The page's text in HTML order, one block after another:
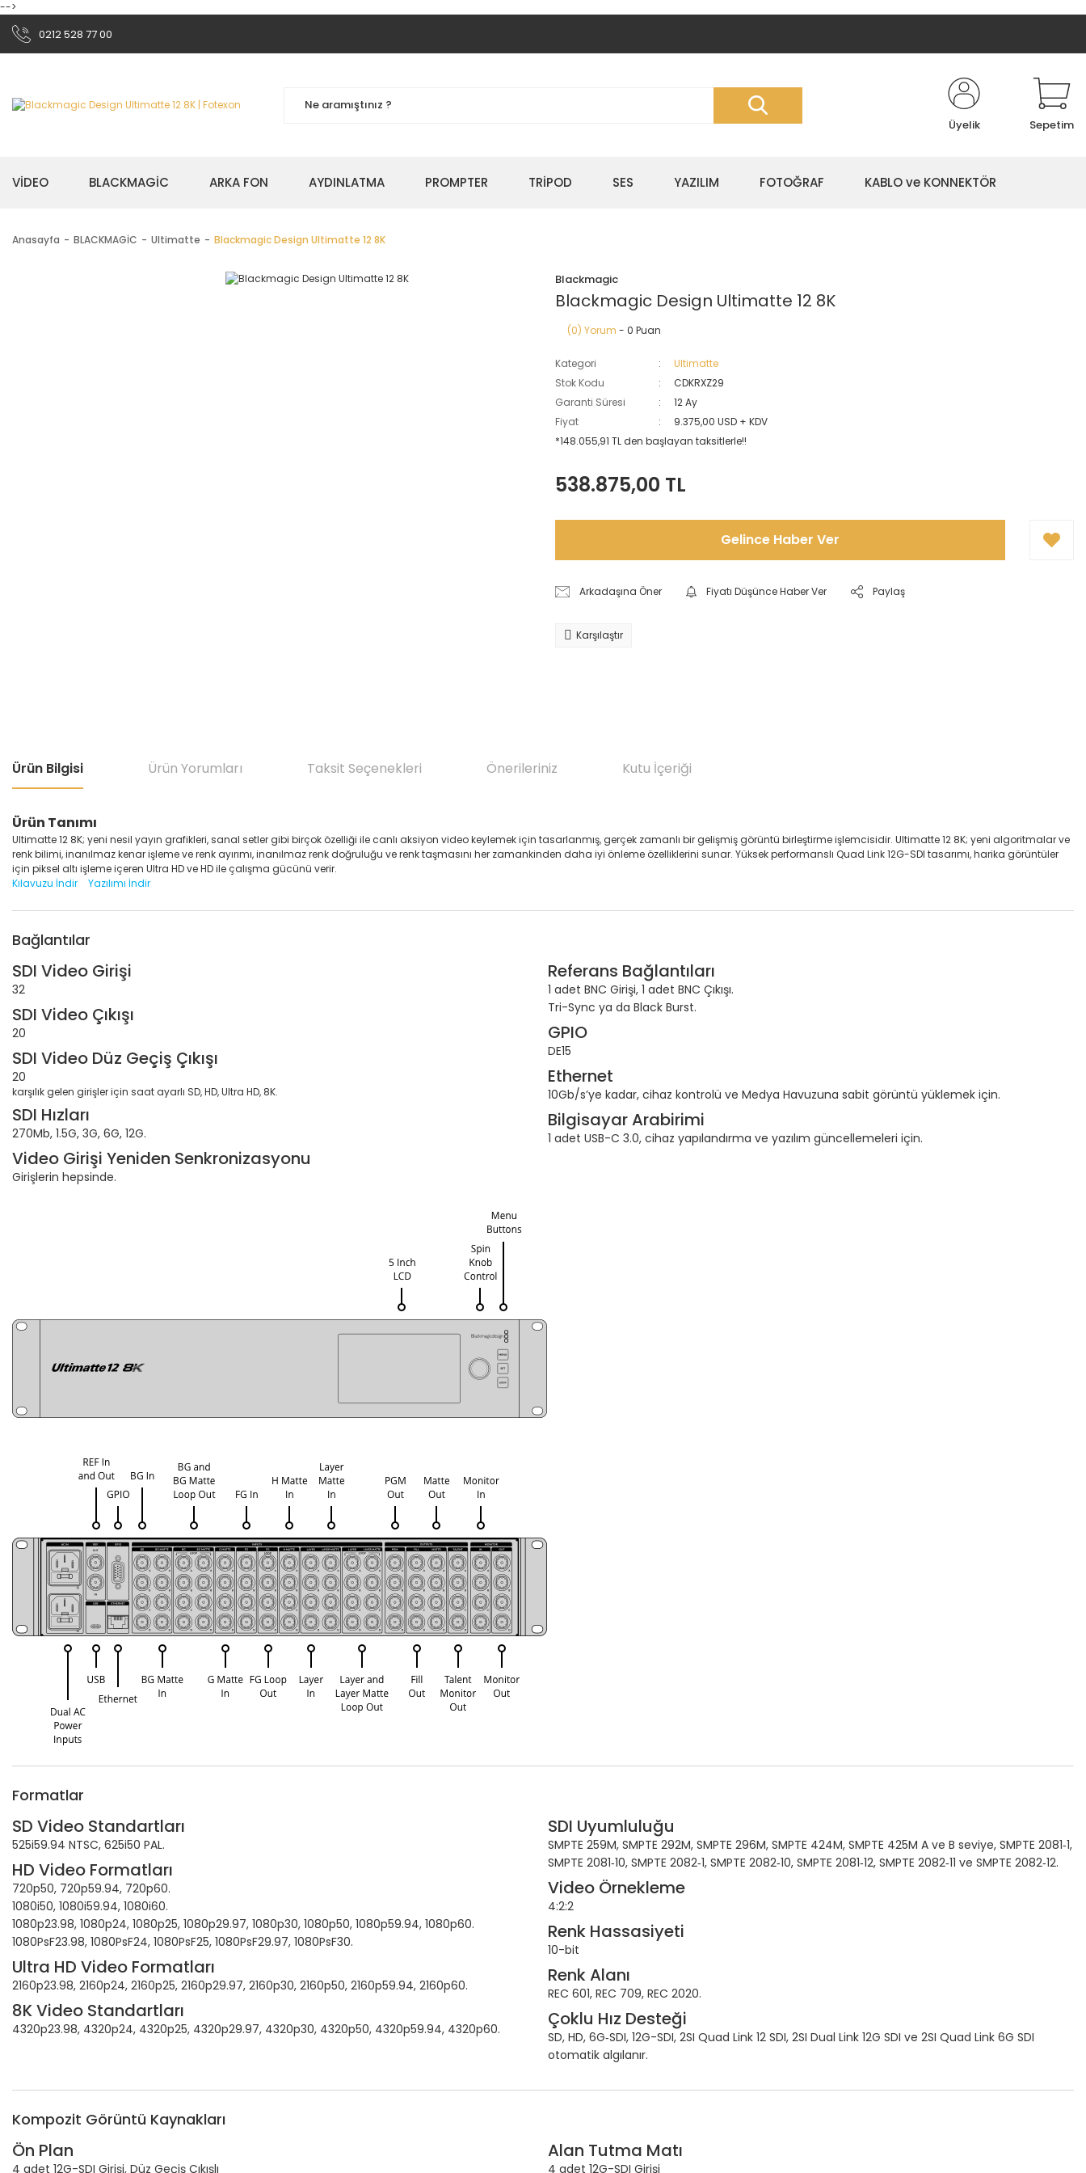
-->
0212 528 77 00
Üyelik Sepetim
VİDEO BLACKMAGİC ARKA FON AYDINLATMA PROMPTER TRİPOD SES YAZILIM FOTOĞRAF KABLO ve KONNEKTÖR
Anasayfa BLACKMAGİC Ultimatte Blackmagic Design Ultimatte 12 8K
Blackmagic
Blackmagic Design Ultimatte 12 8K
(0) Yorum - 0 Puan
Kategori
Ultimatte
Stok Kodu
CDKRXZ29
Garanti Süresi
12 Ay
Fiyat
9.375,00 USD + KDV
*148.055,91 TL den başlayan taksitlerle!!
538.875,00 TL
Gelince Haber Ver
Arkadaşına Öner Fiyatı Düşünce Haber Ver Paylaş
Karşılaştır
Ürün Bilgisi Ürün Yorumları Taksit Seçenekleri Önerileriniz Kutu İçeriği
Ürün Tanımı
Ultimatte 12 8K; yeni nesil yayın grafikleri, sanal setler gibi birçok özelliği ile canlı aksiyon video keylemek için tasarlanmış, gerçek zamanlı bir gelişmiş görüntü birleştirme işlemcisidir. Ultimatte 12 8K; yeni algoritmalar ve
renk bilimi, inanılmaz kenar işleme ve renk ayırımı, inanılmaz renk doğruluğu ve renk taşmasını her zamankinden daha iyi önleme özelliklerini sunar. Yüksek performanslı Quad Link 12G-SDI tasarımı, harika görüntüler
için piksel altı işleme içeren Ultra HD ve HD ile çalışma gücünü verir.
Kılavuzu İndir
Yazılımı İndir
Bağlantılar
SDI Video Girişi
32
SDI Video Çıkışı
20
SDI Video Düz Geçiş Çıkışı
20
karşılık gelen girişler için saat ayarlı SD, HD, Ultra HD, 8K.
SDI Hızları
270Mb, 1.5G, 3G, 6G, 12G.
Video Girişi Yeniden Senkronizasyonu
Girişlerin hepsinde.
Referans Bağlantıları
1 adet BNC Girişi, 1 adet BNC Çıkışı.
Tri-Sync ya da Black Burst.
GPIO
DE15
Ethernet
10Gb/s’ye kadar, cihaz kontrolü ve Medya Havuzuna sabit görüntü yüklemek için.
Bilgisayar Arabirimi
1 adet USB-C 3.0, cihaz yapılandırma ve yazılım güncellemeleri için.
Formatlar
SD Video Standartları
525i59.94 NTSC, 625i50 PAL.
HD Video Formatları
720p50, 720p59.94, 720p60.
1080i50, 1080i59.94, 1080i60.
1080p23.98, 1080p24, 1080p25, 1080p29.97, 1080p30, 1080p50, 1080p59.94, 1080p60.
1080PsF23.98, 1080PsF24, 1080PsF25, 1080PsF29.97, 1080PsF30.
Ultra HD Video Formatları
2160p23.98, 2160p24, 2160p25, 2160p29.97, 2160p30, 2160p50, 2160p59.94, 2160p60.
8K Video Standartları
4320p23.98, 4320p24, 4320p25, 4320p29.97, 4320p30, 4320p50, 4320p59.94, 4320p60.
SDI Uyumluluğu
SMPTE 259M, SMPTE 292M, SMPTE 296M, SMPTE 424M, SMPTE 425M A ve B seviye, SMPTE 2081‑1,
SMPTE 2081‑10, SMPTE 2082‑1, SMPTE 2082‑10, SMPTE 2081‑12, SMPTE 2082‑11 ve SMPTE 2082‑12.
Video Örnekleme
4:2:2
Renk Hassasiyeti
10-bit
Renk Alanı
REC 601, REC 709, REC 2020.
Çoklu Hız Desteği
SD, HD, 6G‑SDI, 12G-SDI, 2SI Quad Link 12 SDI, 2SI Dual Link 12G SDI ve 2SI Quad Link 6G SDI
otomatik algılanır.
Kompozit Görüntü Kaynakları
Ön Plan
4 adet 12G-SDI Girişi, Düz Geçiş Çıkışlı
Alan Tutma Matı
4 adet 12G-SDI Girişi